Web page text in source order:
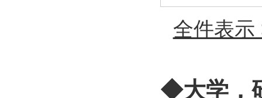
全件表示
◆⼤学，